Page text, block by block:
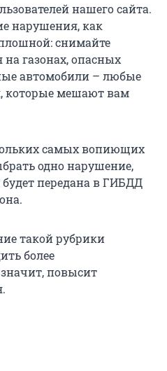
нашего сайта.
нарушения, как
снимайте
газонах, опасных
автомобили – любые
которые мешают вам
самых вопиющих
одно нарушение,
передана в ГИБДД
такой рубрики
более
повысит